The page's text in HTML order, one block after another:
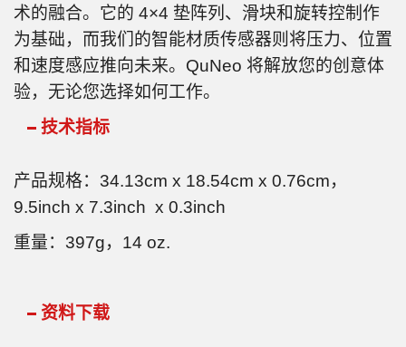
术的融合。它的 4×4 垫阵列、滑块和旋转控制作
为基础，而我们的智能材质传感器则将压力、位置
和速度感应推向未来。QuNeo 将解放您的创意体
验，无论您选择如何工作。
技术指标
产品规格：34.13cm x 18.54cm x 0.76cm，
9.5inch x 7.3inch x 0.3inch
重量：397g，14 oz.
资料下载